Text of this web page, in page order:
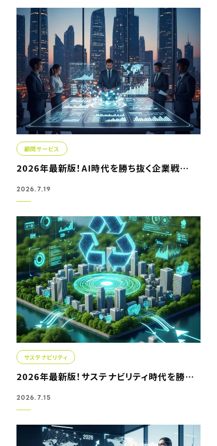
顧問サービス
2026年最新版！AI時代を勝ち抜く企業戦略とコンサルティング...
2026.7.19
サステナビリティ
2026年最新版！サステナビリティ時代を勝ち抜く究極のリサイ...
2026.7.15